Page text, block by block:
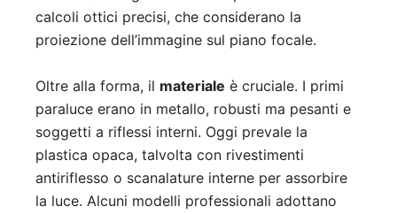
calcoli ottici precisi, che considerano la
proiezione dell’immagine sul piano focale.
Oltre alla forma, il materiale è cruciale. I primi
paraluce erano in metallo, robusti ma pesanti e
soggetti a riflessi interni. Oggi prevale la
plastica opaca, talvolta con rivestimenti
antiriflesso o scanalature interne per assorbire
la luce. Alcuni modelli professionali adottano